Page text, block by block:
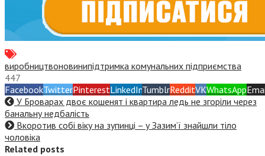
виробництвоновинипідтримка комунальних підприємства
447
FacebookTwitterPinterestLinkedInTumblrRedditVKWhatsApp
У Броварах двоє кошенят і квартира ледь не згоріли через
банальну недбалість
Вкоротив собі віку на зупинці – у Зазим’ї знайшли тіло
чоловіка
Related posts